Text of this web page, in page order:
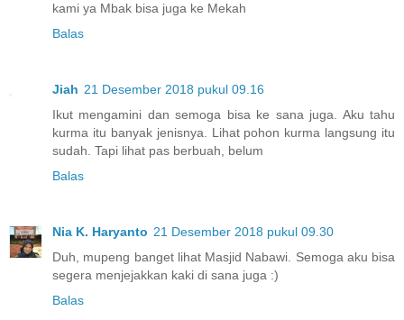
kami ya Mbak bisa juga ke Mekah
Balas
Jiah 21 Desember 2018 pukul 09.16
Ikut mengamini dan semoga bisa ke sana juga. Aku tahu
kurma itu banyak jenisnya. Lihat pohon kurma langsung itu
sudah. Tapi lihat pas berbuah, belum
Balas
Nia K. Haryanto 21 Desember 2018 pukul 09.30
Duh, mupeng banget lihat Masjid Nabawi. Semoga aku bisa
segera menjejakkan kaki di sana juga :)
Balas